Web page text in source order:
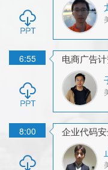
6:55
电商广告
8:00
企业代码